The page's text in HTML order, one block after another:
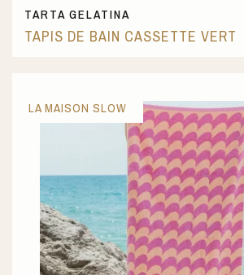
TARTA GELATINA
TAPIS DE BAIN CASSETTE VERT
LA MAISON SLOW